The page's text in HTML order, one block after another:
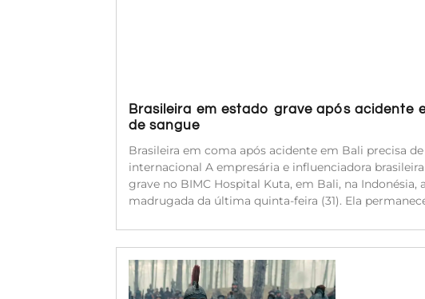
Brasileira em estado grave após
de sangue
Brasileira em coma após acidente em Bali precisa
internacional A empresária e influenciadora
grave no BIMC Hospital Kuta, em Bali, na
madrugada da última quinta-feira (31). Ela